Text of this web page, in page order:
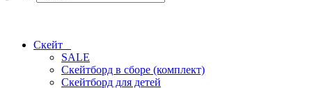
Скейт
SALE
Скейтборд в сборе (комплект)
Скейтборд для детей